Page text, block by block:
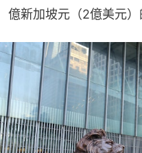
億新加坡元（2億美元